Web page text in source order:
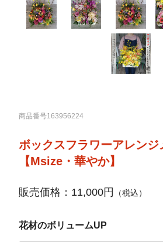
商品番号163956224
ボックスフラワーアレンジ
【Msize・華やか】
販売価格：11,000円 （税込）
花材のボリュームUP